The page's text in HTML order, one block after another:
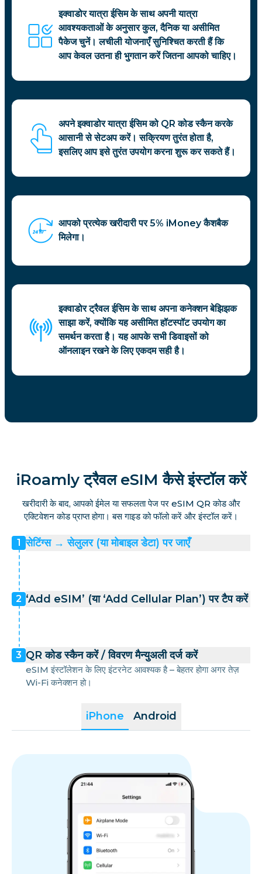
इक्वाडोर यात्रा ईसिम के साथ अपनी यात्रा
आवश्यकताओं के अनुसार कुल, दैनिक या असीमित
पैकेज चुनें। लचीली योजनाएँ सुनिश्चित करती हैं कि
आप केवल उतना ही भुगतान करें जितना आपको चाहिए।
अपने इक्वाडोर यात्रा ईसिम को QR कोड स्कैन करके
आसानी से सेटअप करें। सक्रियण तुरंत होता है,
इसलिए आप इसे तुरंत उपयोग करना शुरू कर सकते हैं।
आपको प्रत्येक खरीदारी पर 5% iMoney कैशबैक
मिलेगा।
इक्वाडोर ट्रैवल ईसिम के साथ अपना कनेक्शन बेझिझक
साझा करें, क्योंकि यह असीमित हॉटस्पॉट उपयोग का
समर्थन करता है। यह आपके सभी डिवाइसों को
ऑनलाइन रखने के लिए एकदम सही है।
iRoamly ट्रैवल eSIM कैसे इंस्टॉल करें
खरीदारी के बाद, आपको ईमेल या सफलता पेज पर eSIM QR कोड और
एक्टिवेशन कोड प्राप्त होगा। बस गाइड को फॉलो करें और इंस्टॉल करें।
iPhone Android
1 सेटिंग्स → सेलुलर (या मोबाइल डेटा) पर जाएँ
2 ‘Add eSIM’ (या ‘Add Cellular Plan’) पर टैप करें
3 QR कोड स्कैन करें / विवरण मैन्युअली दर्ज करें
eSIM इंस्टॉलेशन के लिए इंटरनेट आवश्यक है – बेहतर होगा अगर तेज़
Wi-Fi कनेक्शन हो।